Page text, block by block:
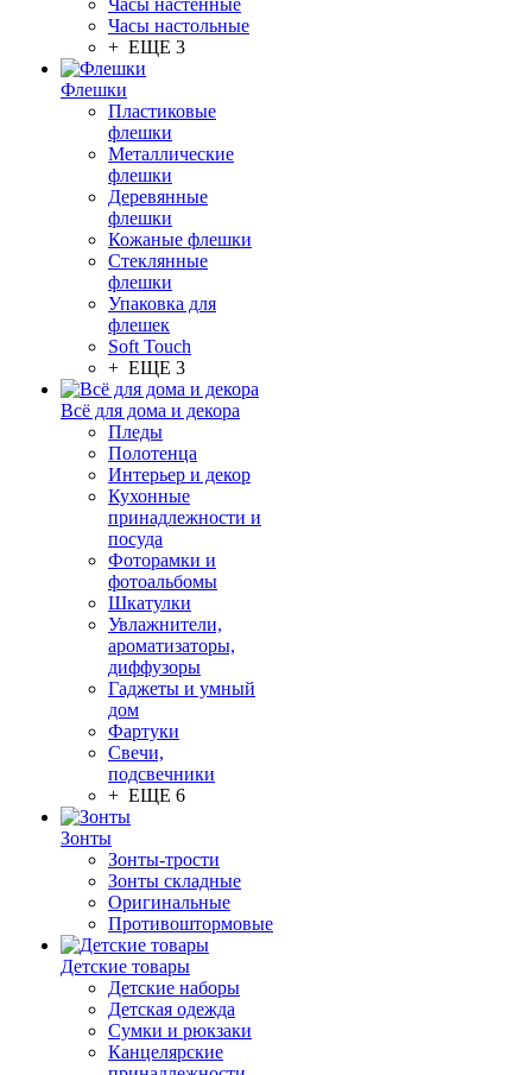
Часы настенные
Часы настольные
+ ЕЩЕ 3
Флешки
Пластиковые
флешки
Металлические
флешки
Деревянные
флешки
Кожаные флешки
Стеклянные
флешки
Упаковка для
флешек
Soft Touch
+ ЕЩЕ 3
Всё для дома и декора
Пледы
Полотенца
Интерьер и декор
Кухонные
принадлежности и
посуда
Фоторамки и
фотоальбомы
Шкатулки
Увлажнители,
ароматизаторы,
диффузоры
Гаджеты и умный
дом
Фартуки
Свечи,
подсвечники
+ ЕЩЕ 6
Зонты
Зонты-трости
Зонты складные
Оригинальные
Противоштормовые
Детские товары
Детские наборы
Детская одежда
Сумки и рюкзаки
Канцелярские